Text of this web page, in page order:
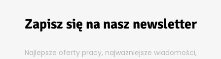
Zapisz się na nasz newsletter
Najlepsze oferty pracy, najważniejsze wiadomości,